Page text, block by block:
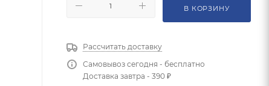
В КОРЗИНУ
Рассчитать доставку
Самовывоз сегодня - бесплатно
Доставка завтра - 390 ₽